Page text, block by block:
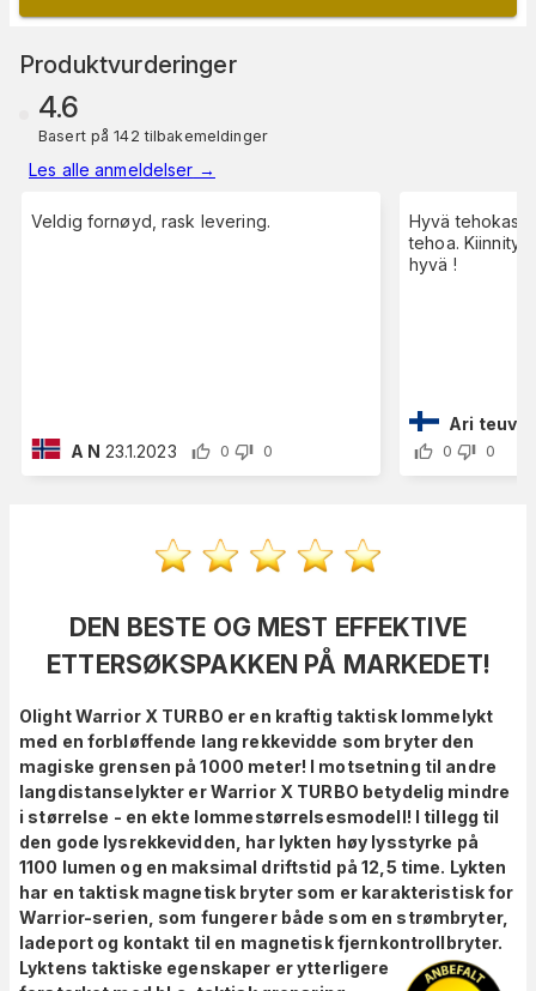
Produktvurderinger
4.6
Basert på 142 tilbakemeldinger
Les alle anmeldelser →
Veldig fornøyd, rask levering.
A N 23.1.2023 0 0
Hyvä tehokas
tehoa.
hyvä !
Ari teuvo
0 0
DEN BESTE OG MEST EFFEKTIVE
ETTERSØKSPAKKEN PÅ MARKEDET!
Olight Warrior X TURBO er en kraftig taktisk lommelykt
med en forbløffende lang rekkevidde som bryter den
magiske grensen på 1000 meter! I motsetning til andre
langdistanselykter er Warrior X TURBO betydelig mindre
i størrelse - en ekte lommestørrelsesmodell! I tillegg til
den gode lysrekkevidden, har lykten høy lysstyrke på
1100 lumen og en maksimal driftstid på 12,5 time. Lykten
har en taktisk magnetisk bryter som er karakteristisk for
Warrior-serien, som fungerer både som en strømbryter,
ladeport og kontakt til en magnetisk fjernkontrollbryter.
Lyktens taktiske egenskaper er ytterligere